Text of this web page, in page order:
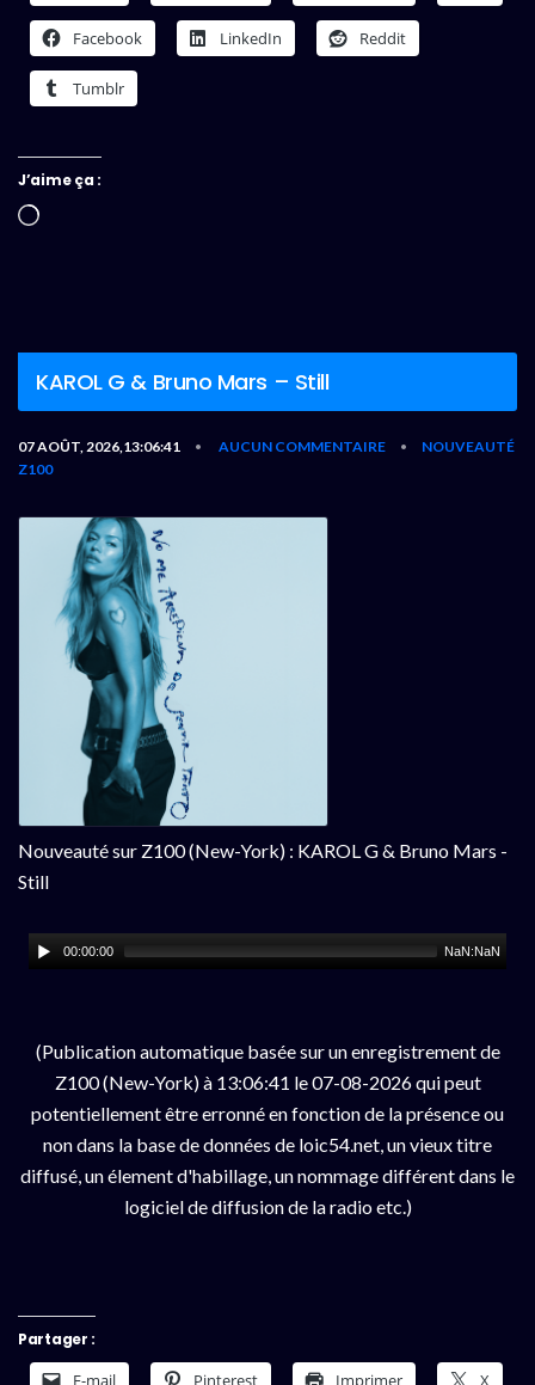
Facebook LinkedIn Reddit
Tumblr
J’aime ça :
Chargement…
KAROL G & Bruno Mars – Still
07 AOÛT, 2026,13:06:41 • AUCUN COMMENTAIRE •
NOUVEAUTÉ
Z100
Nouveauté sur Z100 (New-York) : KAROL G & Bruno Mars -
Still
00:00:00 NaN:NaN
(Publication automatique basée sur un enregistrement de
Z100 (New-York) à 13:06:41 le 07-08-2026 qui peut
potentiellement être erronné en fonction de la présence ou
non dans la base de données de loic54.net, un vieux titre
diffusé, un élement d'habillage, un nommage différent dans le
logiciel de diffusion de la radio etc.)
Partager :
E-mail Pinterest Imprimer X